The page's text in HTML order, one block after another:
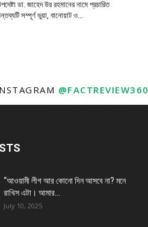
ডা. জাহেদ উর রহমানের নামে প্রচারিত
সম্পূর্ণ ভুয়া, বানোয়াট ও...
@FACTREVIEW360
“আওয়ামী লীগ আর কোনো দিন আসবে না? মনে
রাখিস এটা। আমার...
July 10, 2025